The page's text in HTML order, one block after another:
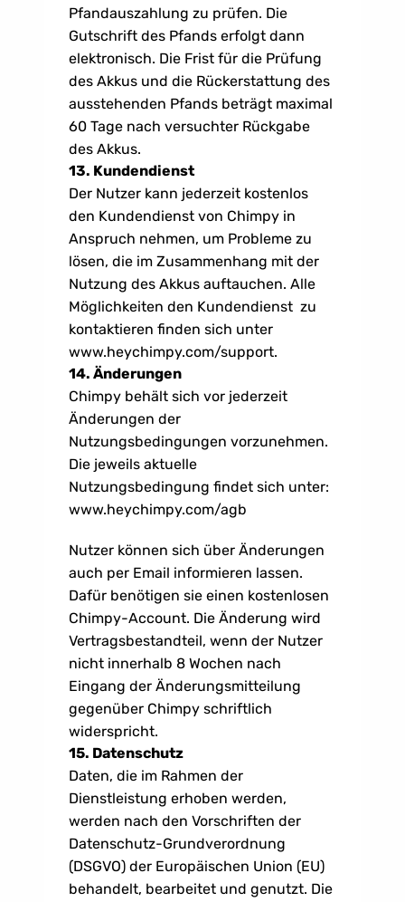
Pfandauszahlung zu prüfen. Die
Gutschrift des Pfands erfolgt dann
elektronisch. Die Frist für die Prüfung
des Akkus und die Rückerstattung des
ausstehenden Pfands beträgt maximal
60 Tage nach versuchter Rückgabe
des Akkus.
13. Kundendienst
Der Nutzer kann jederzeit kostenlos
den Kundendienst von Chimpy in
Anspruch nehmen, um Probleme zu
lösen, die im Zusammenhang mit der
Nutzung des Akkus auftauchen. Alle
Möglichkeiten den Kundendienst  zu
kontaktieren finden sich unter
www.heychimpy.com/support.
14. Änderungen
Chimpy behält sich vor jederzeit
Änderungen der
Nutzungsbedingungen vorzunehmen.
Die jeweils aktuelle
Nutzungsbedingung findet sich unter:
www.heychimpy.com/agb
Nutzer können sich über Änderungen
auch per Email informieren lassen.
Dafür benötigen sie einen kostenlosen
Chimpy-Account. Die Änderung wird
Vertragsbestandteil, wenn der Nutzer
nicht innerhalb 8 Wochen nach
Eingang der Änderungsmitteilung
gegenüber Chimpy schriftlich
widerspricht.
15. Datenschutz
Daten, die im Rahmen der
Dienstleistung erhoben werden,
werden nach den Vorschriften der
Datenschutz-Grundverordnung
(DSGVO) der Europäischen Union (EU)
behandelt, bearbeitet und genutzt. Die